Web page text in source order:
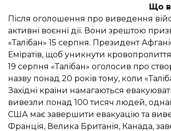
Що
Після оголошення про виведення
активні воєнні дії. Вони зрештою
«Талібан» 15 серпня. Президент
Еміратів, щоб уникнути
19 серпня «Талібан» оголосив про
назву понад 20 років тому, коли
Західні країни намагаються
вивезли понад 100 тисяч людей,
США має завершити евакуацію та
Франція, Велика Британія, Канада,